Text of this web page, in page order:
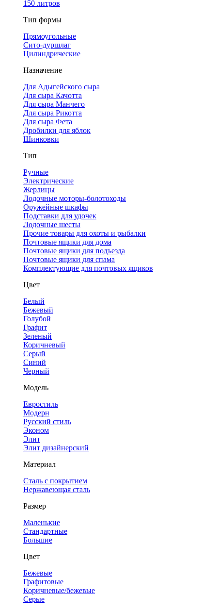
150 литров
Тип формы
Прямоугольные
Сито-дуршлаг
Цилиндрические
Назначение
Для Адыгейского сыра
Для сыра Качотта
Для сыра Манчего
Для сыра Рикотта
Для сыра Фета
Дробилки для яблок
Шинковки
Тип
Ручные
Электрические
Жерлицы
Лодочные моторы-болотоходы
Оружейные шкафы
Подставки для удочек
Лодочные шесты
Прочие товары для охоты и рыбалки
Почтовые ящики для дома
Почтовые ящики для подъезда
Почтовые ящики для спама
Комплектующие для почтовых ящиков
Цвет
Белый
Бежевый
Голубой
Графит
Зеленый
Коричневый
Серый
Синий
Черный
Модель
Евростиль
Модерн
Русский стиль
Эконом
Элит
Элит дизайнерский
Материал
Сталь с покрытием
Нержавеющая сталь
Размер
Маленькие
Стандартные
Большие
Цвет
Бежевые
Графитовые
Коричневые/бежевые
Серые